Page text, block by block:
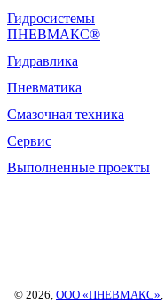
Гидросистемы
ПНЕВМАКС®
Гидравлика
Пневматика
Смазочная техника
Сервис
Выполненные проекты
© 2026, ООО «ПНЕВМАКС»,